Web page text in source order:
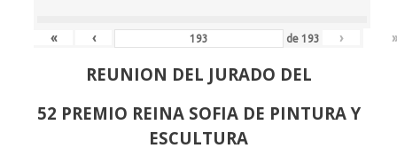
« ‹ de193 ›
REUNION DEL JURADO DEL
52 PREMIO REINA SOFIA DE PINTURA Y
ESCULTURA